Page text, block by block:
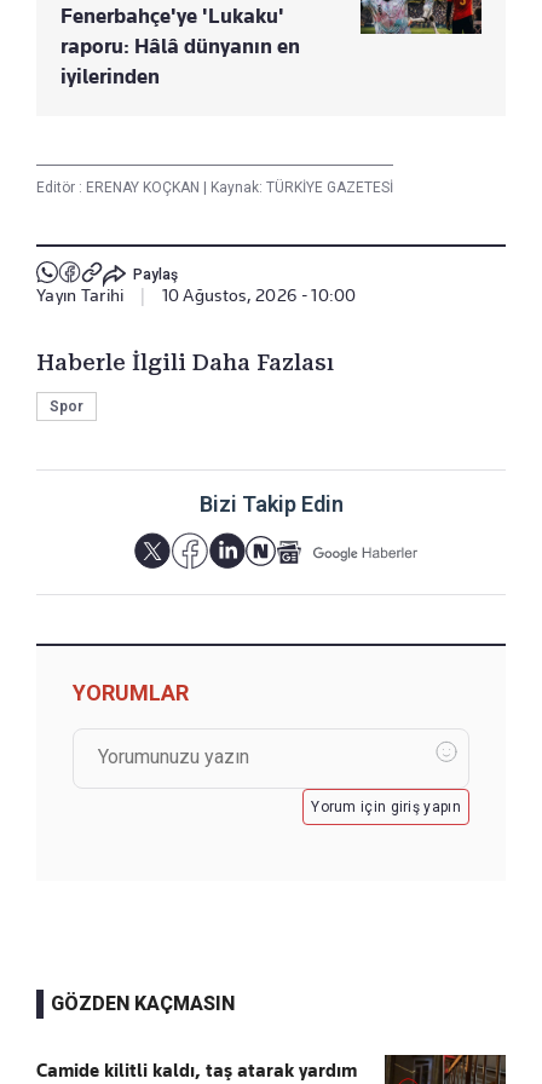
Fenerbahçe'ye 'Lukaku'
raporu: Hâlâ dünyanın en
iyilerinden
Editör : ERENAY KOÇKAN Kaynak: TÜRKİYE GAZETESİ
Paylaş
Yayın Tarihi 10 Ağustos, 2026 - 10:00
Haberle İlgili Daha Fazlası
Spor
Bizi Takip Edin
YORUMLAR
Yorum için giriş yapın
GÖZDEN KAÇMASIN
Camide kilitli kaldı, taş atarak yardım